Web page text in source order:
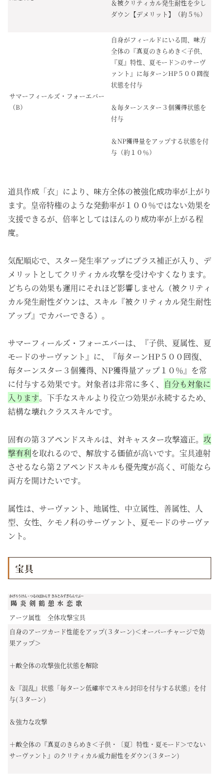
＆被クリティカル発生耐性を少し
ダウン【デメリット】（約５％）
サマーフィールズ・フォーエバー
（B）
自身がフィールドにいる間、味方
全体の『真夏のきらめき＜子供、
『夏』特性、夏モード＞のサーヴ
ァント』に毎ターンHP５００回復
状態を付与
＆毎ターンスター３個獲得状態を
付与
＆NP獲得量をアップする状態を付
与（約１０％）
道具作成「衣」により、味方全体の被強化成功率が上がり
ます。皇帝特権のような発動率が１００％ではない効果を
支援できるが、倍率としてはほんのり成功率が上がる程
度。
気配順応で、スター発生率アップにプラス補正が入り、デ
メリットとしてクリティカル攻撃を受けやすくなります。
どちらの効果も運用にそれほど影響しません（被クリティ
カル発生耐性ダウンは、スキル『被クリティカル発生耐性
アップ』でカバーできる）。
サマーフィールズ・フォーエバーは、『子供、夏属性、夏
モードのサーヴァント』に、『毎ターンHP５００回復、
毎ターンスター３個獲得、NP獲得量アップ１０％』を常
に付与する効果です。対象者は非常に多く、
自分も対象に
入ります。下手なスキルより役立つ効果が永続するため、
結構な壊れクラススキルです。
固有の第３アペンドスキルは、対キャスター攻撃適正。 攻
撃有利を取れるので、解放する価値が高いです。宝具連射
させるなら第２アペンドスキルも優先度が高く、可能なら
両方を開けたいです。
属性は、サーヴァント、地属性、中立属性、善属性、人
型、女性、ケモノ科のサーヴァント、夏モードのサーヴァ
ント。
宝具
陽炎剣鶴憩水恋歌
かげろうけん・つるのばかんす きみとみずぎらんでぶー
アーツ属性 全体攻撃宝具
自身のアーツカード性能をアップ(３ターン)＜オーバーチャージで効
果アップ＞
＋敵全体の攻撃強化状態を解除
＆『混乱』状態「毎ターン低確率でスキル封印を付与する状態」を付
与(３ターン)
＆強力な攻撃
＋敵全体の『真夏のきらめき＜子供・〔夏〕特性・夏モード＞でない
サーヴァント』のクリティカル威力耐性をダウン(３ターン)